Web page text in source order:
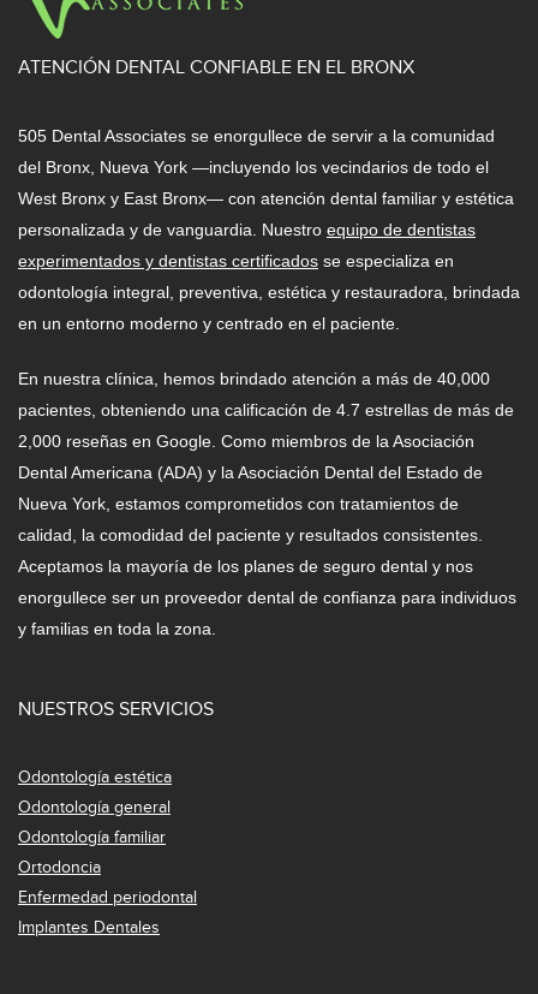
ATENCIÓN DENTAL CONFIABLE EN EL BRONX
505 Dental Associates se enorgullece de servir a la comunidad
del Bronx, Nueva York —incluyendo los vecindarios de todo el
West Bronx y East Bronx— con atención dental familiar y estética
personalizada y de vanguardia. Nuestro equipo de dentistas
experimentados y dentistas certificados se especializa en
odontología integral, preventiva, estética y restauradora, brindada
en un entorno moderno y centrado en el paciente.
En nuestra clínica, hemos brindado atención a más de 40,000
pacientes, obteniendo una calificación de 4.7 estrellas de más de
2,000 reseñas en Google. Como miembros de la Asociación
Dental Americana (ADA) y la Asociación Dental del Estado de
Nueva York, estamos comprometidos con tratamientos de
calidad, la comodidad del paciente y resultados consistentes.
Aceptamos la mayoría de los planes de seguro dental y nos
enorgullece ser un proveedor dental de confianza para individuos
y familias en toda la zona.
NUESTROS SERVICIOS
Odontología estética
Odontología general
Odontología familiar
Ortodoncia
Enfermedad periodontal
Implantes Dentales